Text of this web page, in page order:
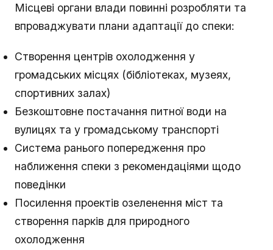
Місцеві органи влади повинні розробляти та
впроваджувати плани адаптації до спеки:
Створення центрів охолодження у
громадських місцях (бібліотеках, музеях,
спортивних залах)
Безкоштовне постачання питної води на
вулицях та у громадському транспорті
Система ранього попередження про
наближення спеки з рекомендаціями щодо
поведінки
Посилення проектів озеленення міст та
створення парків для природного
охолодження